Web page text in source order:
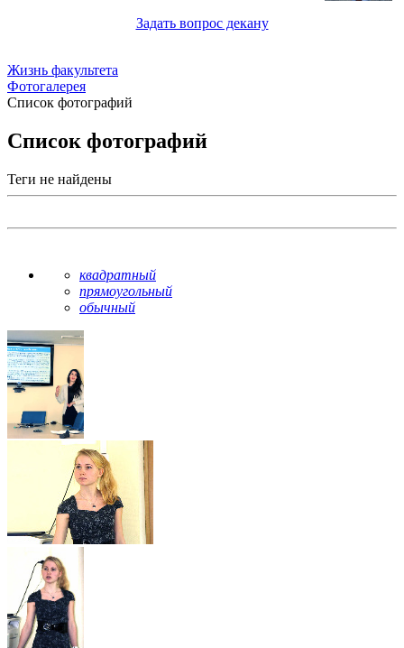
Задать вопрос декану
Жизнь факультета
Фотогалерея
Список фотографий
Список фотографий
Теги не найдены
квадратный
прямоугольный
обычный